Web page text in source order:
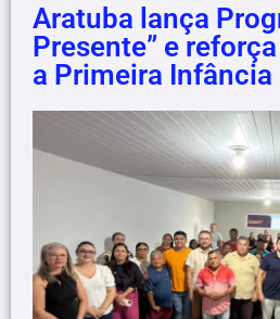
Aratuba lança
Presente” e
a Primeira Infância